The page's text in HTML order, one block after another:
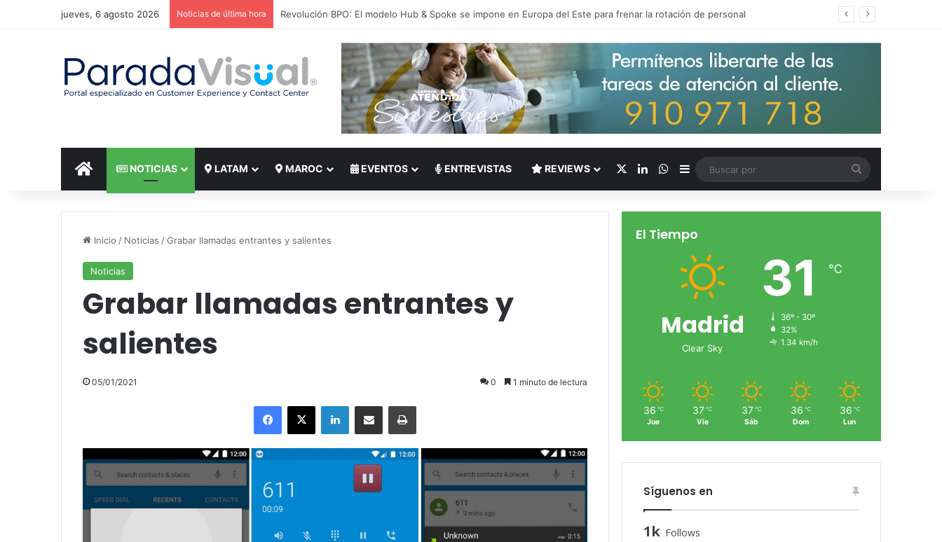
jueves, 6 agosto 2026 Noticias de última hora El reto del Nearshoring: Crisis de talento bilingüe en Centroamérica dispara los salarios de entrada un 15%
INICIO NOTICIAS LATAM MAROC EVENTOS ENTREVISTAS REVIEWS LinkedInWhatsApp
Barra lateral
por
Inicio / Noticias /Grabar llamadas entrantes y salientes
Noticias
Grabar llamadas entrantes y
salientes
05/01/2021 0 1 minuto de lectura
Facebook
X LinkedInCompartir por correo electrónicoImprimir
El Tiempo
Madrid
Clear Sky
31 ℃
36º - 30º
32%
1.34 km/h
36 ℃
Jue
37 ℃
Vie
37 ℃
Sáb
36 ℃
Dom
36 ℃
Lun
Síguenos en
1k Follows